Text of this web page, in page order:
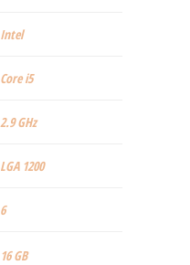
‎Intel
‎Core i5
‎2.9 GHz
‎LGA 1200
‎6
‎16 GB